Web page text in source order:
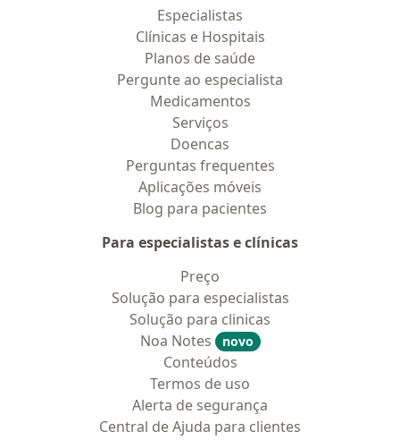
Especialistas
Clínicas e Hospitais
Planos de saúde
Pergunte ao especialista
Medicamentos
Serviços
Doencas
Perguntas frequentes
Aplicações móveis
Blog para pacientes
Para especialistas e clínicas
Preço
Solução para especialistas
Solução para clinicas
Noa Notes
novo
Conteúdos
Termos de uso
Alerta de segurança
Central de Ajuda para clientes